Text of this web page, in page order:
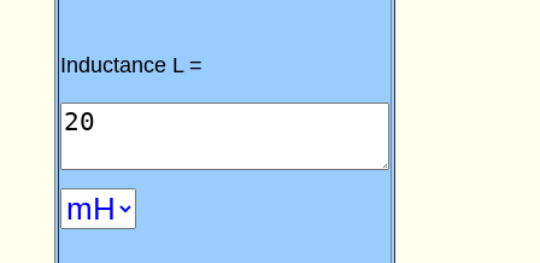
Inductance L =